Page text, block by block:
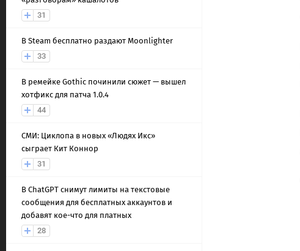
31
В Steam бесплатно раздают Moonlighter
33
В ремейке Gothic починили сюжет — вышел
хотфикс для патча 1.0.4
44
СМИ: Циклопа в новых «Людях Икс»
сыграет Кит Коннор
31
В ChatGPT снимут лимиты на текстовые
сообщения для бесплатных аккаунтов и
добавят кое-что для платных
28